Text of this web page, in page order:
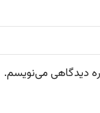
دیدگاهی می‌نویسم.